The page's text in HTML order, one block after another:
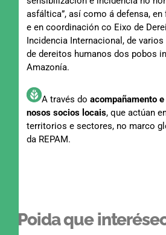
asfáltica”, así como á defensa,
e en coordinación co Eixo de
Incidencia Internacional, de
de dereitos humanos dos pobos
Amazonía.
A través do acompañamento
nosos socios locais, que actúan
territorios e sectores, no marco
da REPAM.
Poida que